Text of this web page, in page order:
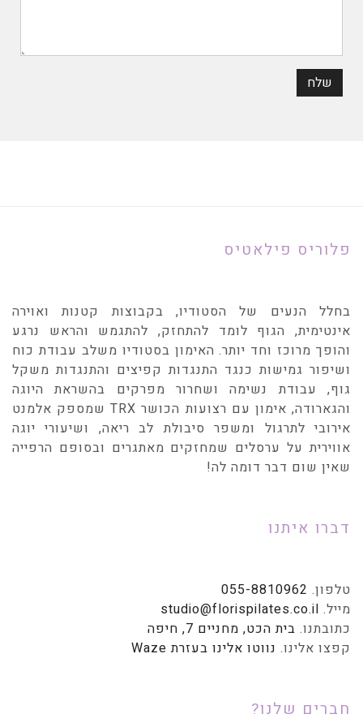
פלוריס פילאטיס
בחלל הנעים של הסטודיו, בקבוצות קטנות ואוירה
אינטימית, הגוף לומד להתחזק, להתגמש והראש נרגע
והופך מרוכז וחד יותר. האימון בסטודיו משלב עבודת כוח
ושיפור גמישות כנגד התנגדות קפיצים והתנגדות משקל
גוף, עבודת נשימה ושחרור מפרקים בהשראת היוגה
והגארודה, אימון עם רצועות הכושר TRX שמספק אלמנט
אירובי לתרגול ומשפר סיבולת לב ריאה, ושיעורי יוגה
אווירית על ערסלים שמחזקים מאתגרים ובסופם הרפייה
שאין שום דבר דומה לה!
דברו איתנו
טלפון. 055-8810962
מייל. studio@florispilates.co.il
כתובתנו. בית הכט, מחניים 7, חיפה
קפצו אלינו. נווטו אלינו בעזרת Waze
חברים שלנו?